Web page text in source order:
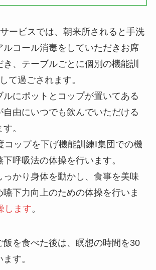
ービスでは、朝来所されると手洗
ルコール消毒をしていただきお席
、テーブルごとに個別の機能訓
て過ごされます。
ルにポットとコップが置いてある
自由にいつでも飲んでいただける
。
コップを下げ機能訓練I集団での機
呼吸法の体操を行います。
っかり身体を動かし、食事を美味
嚥下力向上のための体操を行いま
します。
飯を食べた後は、瞑想の時間を30
す。